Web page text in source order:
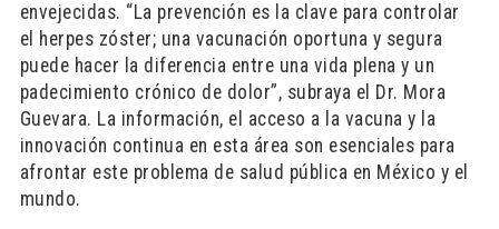
envejecidas. “La prevención es la clave para controlar
el herpes zóster; una vacunación oportuna y segura
puede hacer la diferencia entre una vida plena y un
padecimiento crónico de dolor”, subraya el Dr. Mora
Guevara. La información, el acceso a la vacuna y la
innovación continua en esta área son esenciales para
afrontar este problema de salud pública en México y el
mundo.